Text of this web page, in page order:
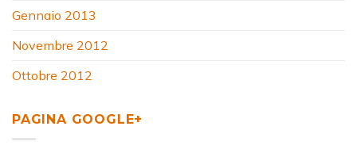
Gennaio 2013
Novembre 2012
Ottobre 2012
PAGINA GOOGLE+